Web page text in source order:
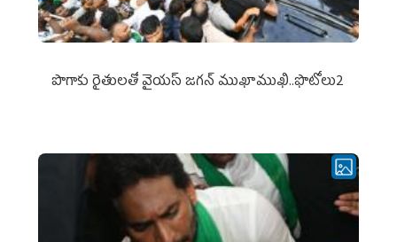
పొగాకు రైతుల‌తో వైయ‌స్ జ‌గ‌న్ ముఖాముఖి..ఫొటోలు2